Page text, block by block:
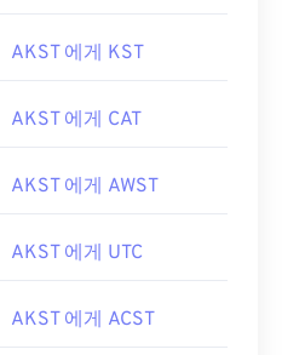
AKST 에게 KST
AKST 에게 CAT
AKST 에게 AWST
AKST 에게 UTC
AKST 에게 ACST